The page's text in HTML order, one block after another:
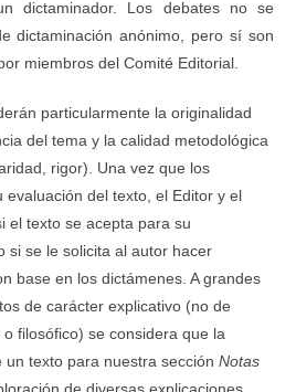
dictaminador. Los debates no se
dictaminación anónimo, pero sí son
miembros del Comité Editorial.
particularmente la originalidad
del tema y la calidad metodológica
rigor). Una vez que los
del texto, el Editor y el
el texto se acepta para su
si se le solicita al autor hacer
base en los dictámenes. A grandes
de carácter explicativo (no de
filosófico) se considera que la
texto para nuestra sección Notas
de diversas explicaciones